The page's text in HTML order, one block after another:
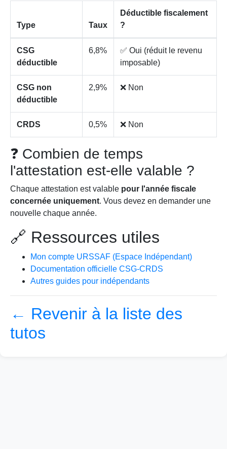
Type Taux
Déductible fiscalement
?
CSG
déductible
6,8%
✅ Oui (réduit le revenu
imposable)
CSG non
déductible
2,9% ❌ Non
CRDS 0,5% ❌ Non
❓ Combien de temps
l'attestation est-elle valable ?
Chaque attestation est valable pour l'année fiscale
concernée uniquement. Vous devez en demander une
nouvelle chaque année.
🔗 Ressources utiles
Mon compte URSSAF (Espace Indépendant)
Documentation officielle CSG-CRDS
Autres guides pour indépendants
← Revenir à la liste des
tutos